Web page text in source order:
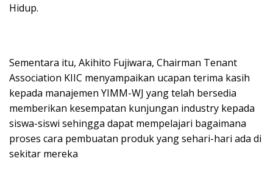
Hidup.
Sementara itu, Akihito Fujiwara, Chairman Tenant
Association KIIC menyampaikan ucapan terima kasih
kepada manajemen YIMM-WJ yang telah bersedia
memberikan kesempatan kunjungan industry kepada
siswa-siswi sehingga dapat mempelajari bagaimana
proses cara pembuatan produk yang sehari-hari ada di
sekitar mereka